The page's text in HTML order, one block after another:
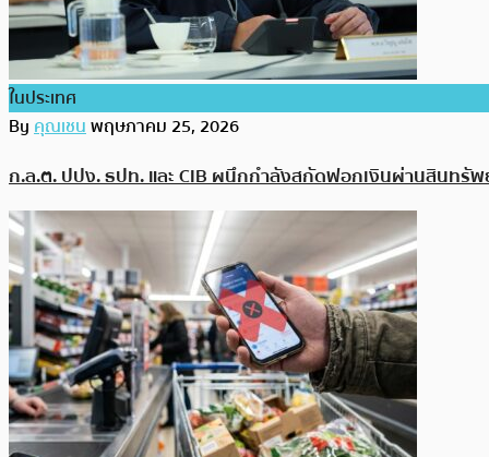
ในประเทศ
Byคุณเชนพฤษภาคม 25, 2026
ก.ล.ต. ปปง. ธปท. และ CIB ผนึกกำลังสกัดฟอกเงินผ่านสินทรั